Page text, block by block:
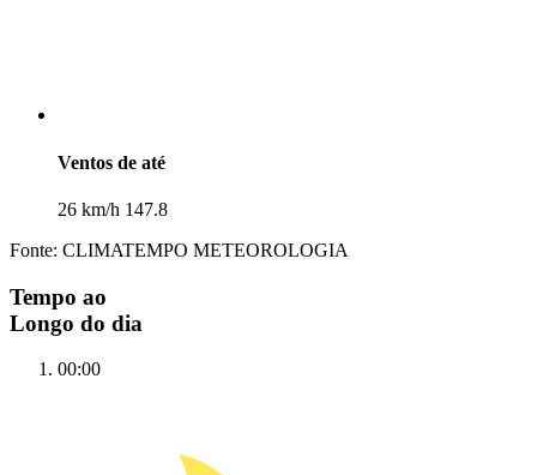
Ventos de até
26 km/h 147.8
Fonte: CLIMATEMPO METEOROLOGIA
Tempo ao
Longo do dia
00:00